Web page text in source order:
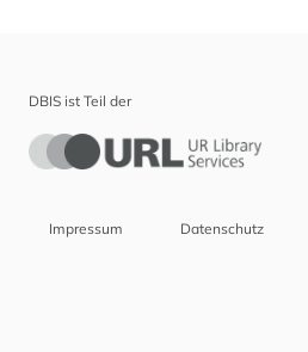
DBIS ist Teil der
Impressum Datenschutz